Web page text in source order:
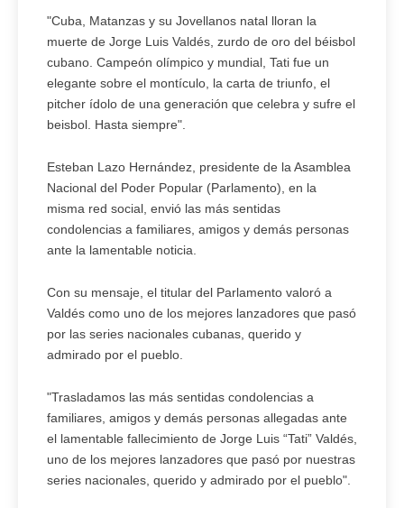
"Cuba, Matanzas y su Jovellanos natal lloran la
muerte de Jorge Luis Valdés, zurdo de oro del béisbol
cubano. Campeón olímpico y mundial, Tati fue un
elegante sobre el montículo, la carta de triunfo, el
pitcher ídolo de una generación que celebra y sufre el
beisbol. Hasta siempre".
Esteban Lazo Hernández, presidente de la Asamblea
Nacional del Poder Popular (Parlamento), en la
misma red social, envió las más sentidas
condolencias a familiares, amigos y demás personas
ante la lamentable noticia.
Con su mensaje, el titular del Parlamento valoró a
Valdés como uno de los mejores lanzadores que pasó
por las series nacionales cubanas, querido y
admirado por el pueblo.
"Trasladamos las más sentidas condolencias a
familiares, amigos y demás personas allegadas ante
el lamentable fallecimiento de Jorge Luis “Tati” Valdés,
uno de los mejores lanzadores que pasó por nuestras
series nacionales, querido y admirado por el pueblo".